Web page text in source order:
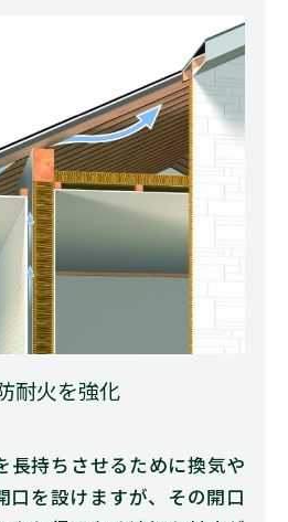
耐火を強化
長持ちさせるために換気や
口を設けますが、その開口